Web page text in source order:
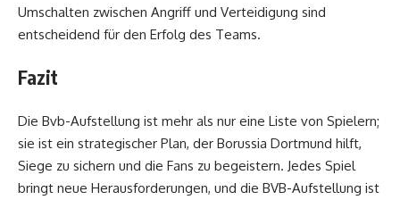
Umschalten zwischen Angriff und Verteidigung sind
entscheidend für den Erfolg des Teams.
Fazit
Die Bvb-Aufstellung ist mehr als nur eine Liste von Spielern;
sie ist ein strategischer Plan, der Borussia Dortmund hilft,
Siege zu sichern und die Fans zu begeistern. Jedes Spiel
bringt neue Herausforderungen, und die BVB-Aufstellung ist